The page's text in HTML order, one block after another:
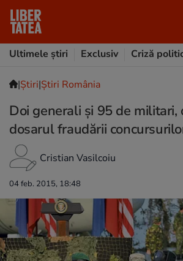
Ultimele știri
Exclusiv Criză
|Ştiri|Știri România
Doi generali și 95 de militari,
dosarul fraudării
Cristian Vasilcoiu
04 feb. 2015, 18:48